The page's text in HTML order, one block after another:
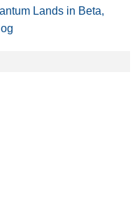
Lands in Beta,